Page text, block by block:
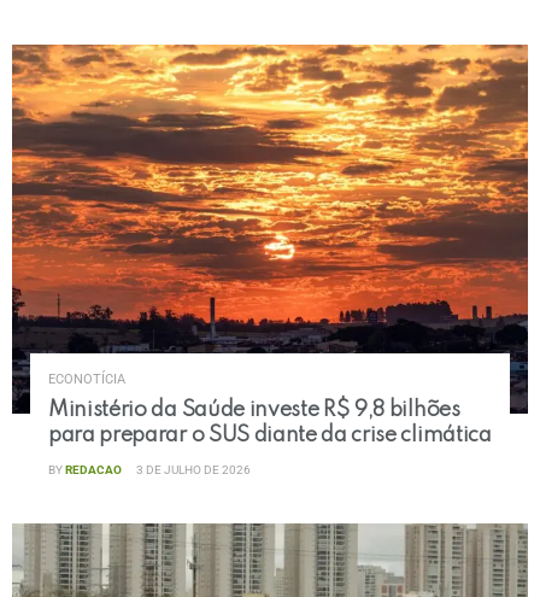
ECONOTÍCIA
Ministério da Saúde investe R$ 9,8 bilhões
para preparar o SUS diante da crise climática
BYREDACAO 3 DE JULHO DE 2026